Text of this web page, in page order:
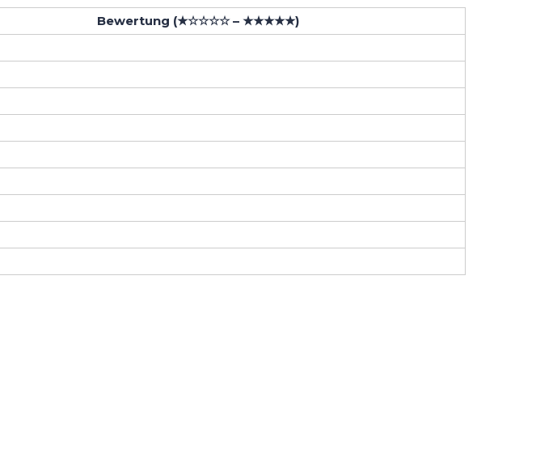
Bewertung (★☆☆☆☆ – ★★★★★)